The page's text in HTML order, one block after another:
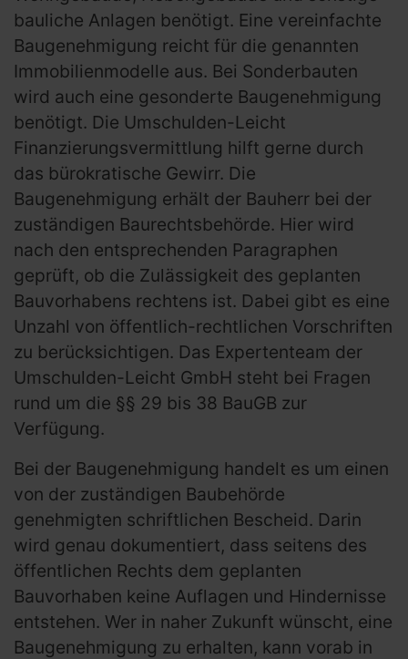
bauliche Anlagen benötigt. Eine vereinfachte
Baugenehmigung reicht für die genannten
Immobilienmodelle aus. Bei Sonderbauten
wird auch eine gesonderte Baugenehmigung
benötigt. Die Umschulden-Leicht
Finanzierungsvermittlung hilft gerne durch
das bürokratische Gewirr. Die
Baugenehmigung erhält der Bauherr bei der
zuständigen Baurechtsbehörde. Hier wird
nach den entsprechenden Paragraphen
geprüft, ob die Zulässigkeit des geplanten
Bauvorhabens rechtens ist. Dabei gibt es eine
Unzahl von öffentlich-rechtlichen Vorschriften
zu berücksichtigen. Das Expertenteam der
Umschulden-Leicht GmbH steht bei Fragen
rund um die §§ 29 bis 38 BauGB zur
Verfügung.
Bei der Baugenehmigung handelt es um einen
von der zuständigen Baubehörde
genehmigten schriftlichen Bescheid. Darin
wird genau dokumentiert, dass seitens des
öffentlichen Rechts dem geplanten
Bauvorhaben keine Auflagen und Hindernisse
entstehen. Wer in naher Zukunft wünscht, eine
Baugenehmigung zu erhalten, kann vorab in